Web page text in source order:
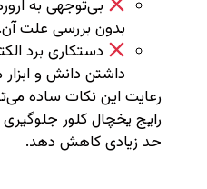
بی‌توجهی به
بدون بررسی علت آن.
دستکاری برد
داشتن دانش و
رعایت این نکات ساده
رایج یخچال کلور
حد زیادی کاهش دهد.